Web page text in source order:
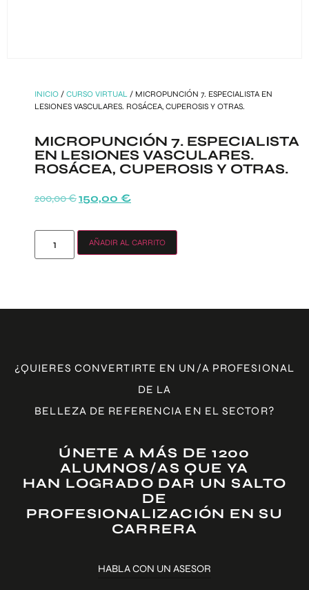
INICIO / CURSO VIRTUAL / MICROPUNCIÓN 7. ESPECIALISTA EN
LESIONES VASCULARES. ROSÁCEA, CUPEROSIS Y OTRAS.
MICROPUNCIÓN 7. ESPECIALISTA
EN LESIONES VASCULARES.
ROSÁCEA, CUPEROSIS Y OTRAS.
200,00€150,00 €
AÑADIR AL CARRITO
¿QUIERES CONVERTIRTE EN UN/A PROFESIONAL
DE LA
BELLEZA DE REFERENCIA EN EL SECTOR?
ÚNETE A MÁS DE 1200
ALUMNOS/AS QUE YA
HAN LOGRADO DAR UN SALTO
DE
PROFESIONALIZACIÓN EN SU
CARRERA
HABLA CON UN ASESOR